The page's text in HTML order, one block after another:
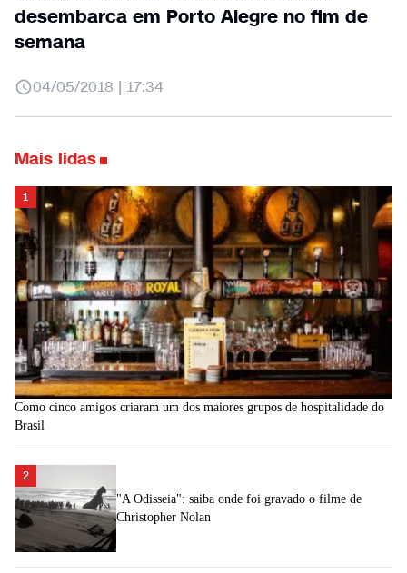
desembarca em Porto Alegre no fim de
semana
04/05/2018 | 17:34
Mais lidas
1
Como cinco amigos criaram um dos maiores grupos de hospitalidade do
Brasil
2
"A Odisseia": saiba onde foi gravado o filme de
Christopher Nolan